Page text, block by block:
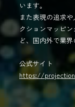
います。
また表現の追求
クションマッピ
ど、国内外で業界
公式サイト
https://